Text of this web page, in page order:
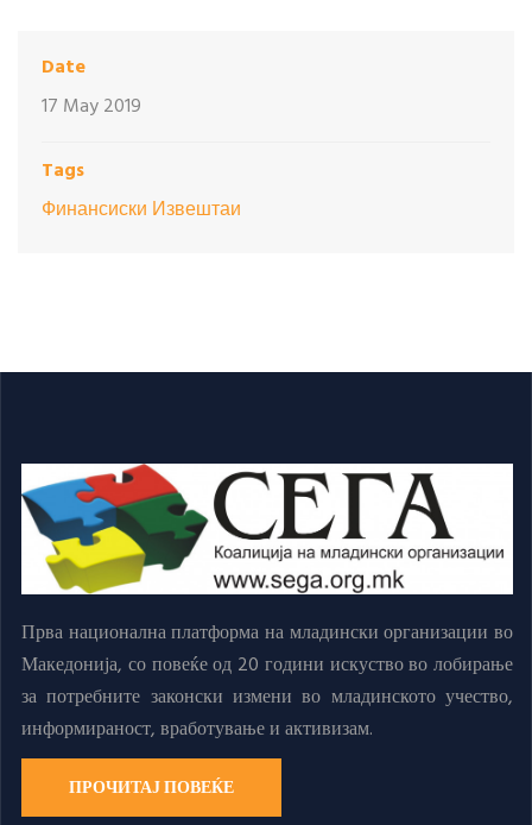
Date
17 May 2019
Tags
Финансиски Извештаи
Прва национална платформа на младински организации во
Македонија, со повеќе од 20 години искуство во лобирање
за потребните законски измени во младинското учество,
информираност, вработување и активизам.
ПРОЧИТАЈ ПОВЕЌЕ